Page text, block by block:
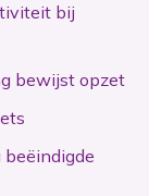
bij
bewijst opzet